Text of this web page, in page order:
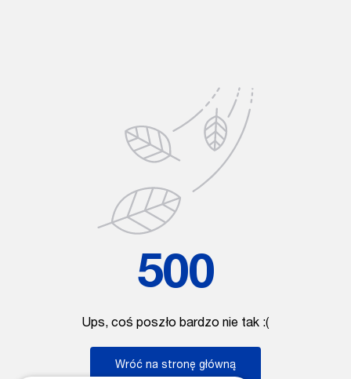
500
Ups, coś poszło bardzo nie tak :(
Wróć na stronę główną